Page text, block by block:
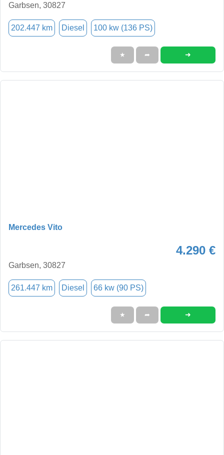
Garbsen, 30827
202.447 km Diesel 100 kw (136 PS)
★ ➦ ➜
Mercedes Vito
4.290 €
Garbsen, 30827
261.447 km Diesel 66 kw (90 PS)
★ ➦ ➜